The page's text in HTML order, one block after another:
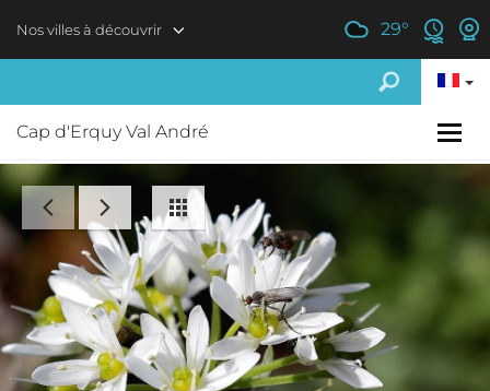
Nos villes à découvrir 29°
Cap d'Erquy Val André